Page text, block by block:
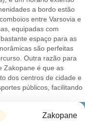
a bordo estão
entre Varsovia e
equipadas com
espaço para as
são perfeitas
Outra razão para
Zakopane é que as
dos centros de cidade e
públicos, facilitando
Zakopane